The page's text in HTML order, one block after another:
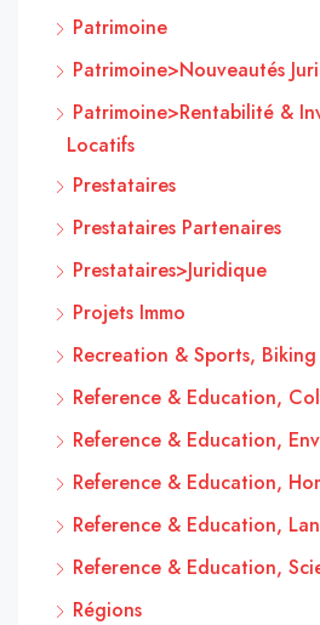
Patrimoine
Patrimoine>Nouveautés
Patrimoine>Rentabilité &
Locatifs
Prestataires
Prestataires Partenaires
Prestataires>Juridique
Projets Immo
Recreation & Sports, Biking
Reference & Education,
Reference & Education,
Reference & Education,
Reference & Education,
Reference & Education,
Régions